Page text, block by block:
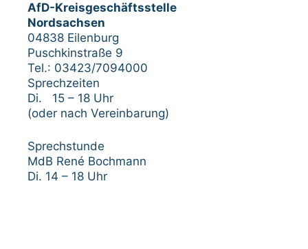
AfD-Kreisgeschäftsstelle
Nordsachsen
04838 Eilenburg
Puschkinstraße 9
Tel.: 03423/7094000
Sprechzeiten
Di. 15 – 18 Uhr
(oder nach Vereinbarung)
Sprechstunde
MdB René Bochmann
Di. 14 – 18 Uhr